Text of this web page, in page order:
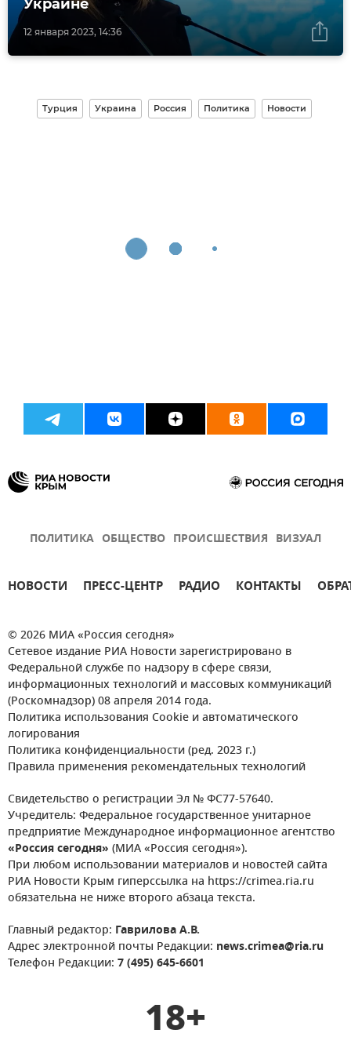
12 января 2023, 14:36
Украине
Турция Украина Россия Политика Новости
ПОЛИТИКА ОБЩЕСТВО ПРОИСШЕСТВИЯ ВИЗУАЛ
НОВОСТИ ПРЕСС-ЦЕНТР РАДИО КОНТАКТЫ
© 2026 МИА «Россия сегодня»
Сетевое издание РИА Новости зарегистрировано в
Федеральной службе по надзору в сфере связи,
информационных технологий и массовых коммуникаций
(Роскомнадзор) 08 апреля 2014 года.
Политика использования Cookie и автоматического
логирования
Политика конфиденциальности (ред. 2023 г.)
Правила применения рекомендательных технологий
Свидетельство о регистрации Эл № ФС77-57640.
Учредитель: Федеральное государственное унитарное
предприятие Международное информационное агентство
«Россия сегодня» (МИА «Россия сегодня»).
При любом использовании материалов и новостей сайта
РИА Новости Крым гиперссылка на https://crimea.ria.ru
обязательна не ниже второго абзаца текста.
Главный редактор: Гаврилова А.В.
Адрес электронной почты Редакции: news.crimea@ria.ru
Телефон Редакции: 7 (495) 645-6601
18+